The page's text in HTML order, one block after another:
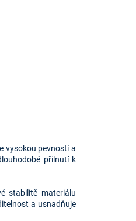
vysokou pevností a
přilnutí k
stabilitě materiálu
a usnadňuje